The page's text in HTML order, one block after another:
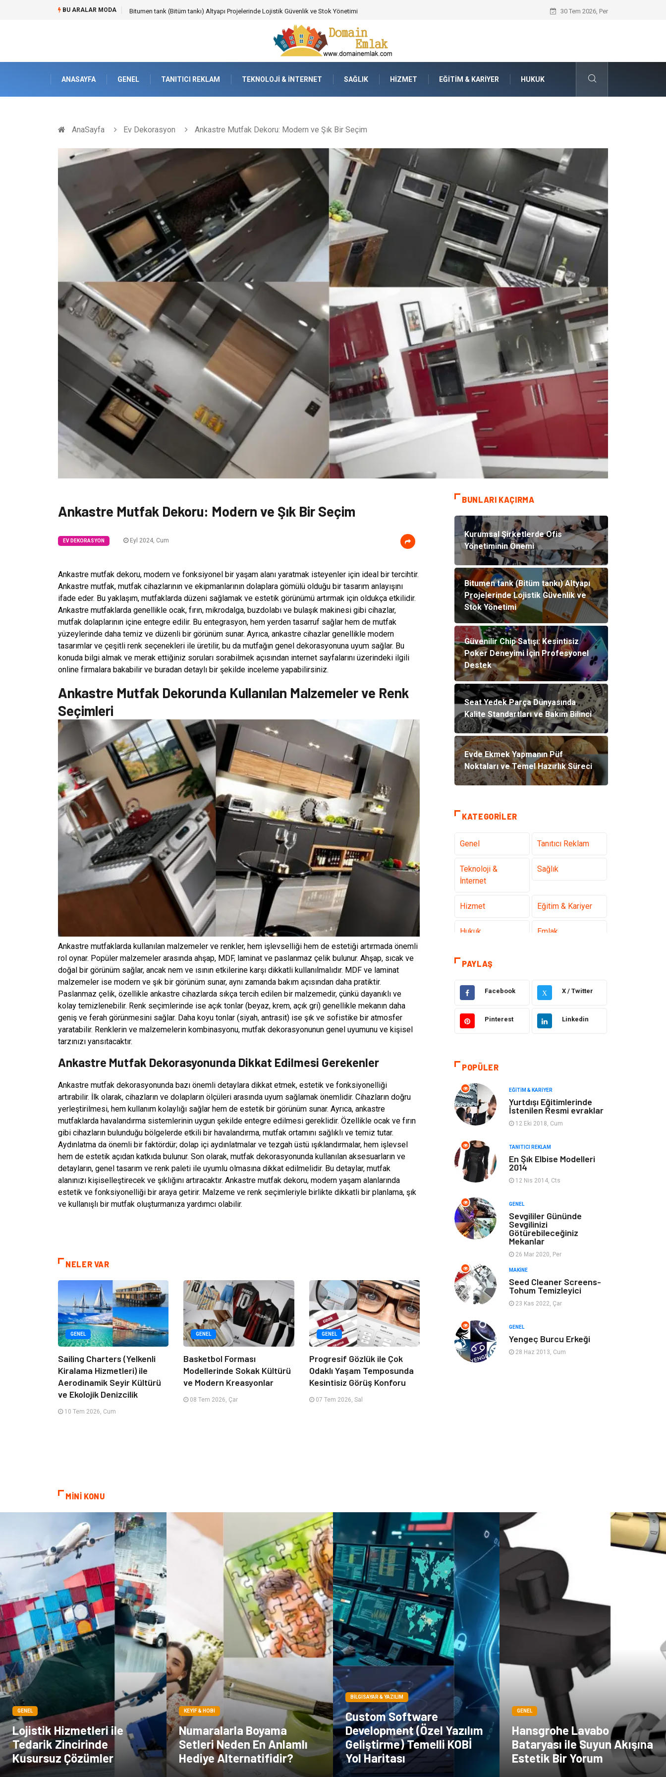
BU ARALAR MODA Güvenilir Chip Satışı: Kesintisiz Poker Deneyimi İçin Profesyonel Destek Seat Yedek Parça Dünyasında Kalite
30 Tem 2026, Per
ANASAYFA GENEL TANITICI REKLAM TEKNOLOJI & İNTERNET SAĞLIK HIZMET EĞITIM & KARIYER HUKUK
AnaSayfa Ev Dekorasyon Ankastre Mutfak Dekoru: Modern ve Şık Bir Seçim
Ankastre Mutfak Dekoru: Modern ve Şık Bir Seçim
EV DEKORASYON Eyl 2024, Cum
Ankastre mutfak dekoru, modern ve fonksiyonel bir yaşam alanı yaratmak isteyenler için ideal bir tercihtir.
Ankastre mutfak, mutfak cihazlarının ve ekipmanlarının dolaplara gömülü olduğu bir tasarım anlayışını
ifade eder. Bu yaklaşım, mutfaklarda düzeni sağlamak ve estetik görünümü artırmak için oldukça etkilidir.
Ankastre mutfaklarda genellikle ocak, fırın, mikrodalga, buzdolabı ve bulaşık makinesi gibi cihazlar,
mutfak dolaplarının içine entegre edilir. Bu entegrasyon, hem yerden tasarruf sağlar hem de mutfak
yüzeylerinde daha temiz ve düzenli bir görünüm sunar. Ayrıca, ankastre cihazlar genellikle modern
tasarımlar ve çeşitli renk seçenekleri ile üretilir, bu da mutfağın genel dekorasyonuna uyum sağlar. Bu
konuda bilgi almak ve merak ettiğiniz soruları sorabilmek açısından internet sayfalarını üzerindeki ilgili
online firmalara bakabilir ve buradan detaylı bir şekilde inceleme yapabilirsiniz.
Ankastre Mutfak Dekorunda Kullanılan Malzemeler ve Renk
Seçimleri
Ankastre mutfaklarda kullanılan malzemeler ve renkler, hem işlevselliği hem de estetiği artırmada önemli
rol oynar. Popüler malzemeler arasında ahşap, MDF, laminat ve paslanmaz çelik bulunur. Ahşap, sıcak ve
doğal bir görünüm sağlar, ancak nem ve ısının etkilerine karşı dikkatli kullanılmalıdır. MDF ve laminat
malzemeler ise modern ve şık bir görünüm sunar, aynı zamanda bakım açısından daha pratiktir.
Paslanmaz çelik, özellikle ankastre cihazlarda sıkça tercih edilen bir malzemedir, çünkü dayanıklı ve
kolay temizlenebilir. Renk seçimlerinde ise açık tonlar (beyaz, krem, açık gri) genellikle mekanın daha
geniş ve ferah görünmesini sağlar. Daha koyu tonlar (siyah, antrasit) ise şık ve sofistike bir atmosfer
yaratabilir. Renklerin ve malzemelerin kombinasyonu, mutfak dekorasyonunun genel uyumunu ve kişisel
tarzınızı yansıtacaktır.
Ankastre Mutfak Dekorasyonunda Dikkat Edilmesi Gerekenler
Ankastre mutfak dekorasyonunda bazı önemli detaylara dikkat etmek, estetik ve fonksiyonelliği
artırabilir. İlk olarak, cihazların ve dolapların ölçüleri arasında uyum sağlamak önemlidir. Cihazların doğru
yerleştirilmesi, hem kullanım kolaylığı sağlar hem de estetik bir görünüm sunar. Ayrıca, ankastre
mutfaklarda havalandırma sistemlerinin uygun şekilde entegre edilmesi gereklidir. Özellikle ocak ve fırın
gibi cihazların bulunduğu bölgelerde etkili bir havalandırma, mutfak ortamını sağlıklı ve temiz tutar.
Aydınlatma da önemli bir faktördür; dolap içi aydınlatmalar ve tezgah üstü ışıklandırmalar, hem işlevsel
hem de estetik açıdan katkıda bulunur. Son olarak, mutfak dekorasyonunda kullanılan aksesuarların ve
detayların, genel tasarım ve renk paleti ile uyumlu olmasına dikkat edilmelidir. Bu detaylar, mutfak
alanınızı kişiselleştirecek ve şıklığını artıracaktır. Ankastre mutfak dekoru, modern yaşam alanlarında
estetik ve fonksiyonelliği bir araya getirir. Malzeme ve renk seçimleriyle birlikte dikkatli bir planlama, şık
ve kullanışlı bir mutfak oluşturmanıza yardımcı olabilir.
NELER VAR
GENEL
Sailing Charters (Yelkenli
Kiralama Hizmetleri) ile
Aerodinamik Seyir Kültürü
ve Ekolojik Denizcilik
10 Tem 2026, Cum
GENEL
Basketbol Forması
Modellerinde Sokak Kültürü
ve Modern Kreasyonlar
08 Tem 2026, Çar
GENEL
Progresif Gözlük ile Çok
Odaklı Yaşam Temposunda
Kesintisiz Görüş Konforu
07 Tem 2026, Sal
BUNLARI KAÇIRMA
Kurumsal Şirketlerde Ofis
Yönetiminin Önemi
Bitumen tank (Bitüm tankı) Altyapı
Projelerinde Lojistik Güvenlik ve
Stok Yönetimi
Güvenilir Chip Satışı: Kesintisiz
Poker Deneyimi İçin Profesyonel
Destek
Seat Yedek Parça Dünyasında
Kalite Standartları ve Bakım Bilinci
Evde Ekmek Yapmanın Püf
Noktaları ve Temel Hazırlık Süreci
KATEGORILER
Genel Tanıtıcı Reklam
Teknoloji &
İnternet
Sağlık
Hizmet Eğitim & Kariyer
Hukuk Emlak
Otomotiv
Giyim Keyif & Hobi
Ev Dekorasyon Organizasyon
Finans & Ekonomi Tatil
Anne & Çocuk
Ev İşleri
Gençlik & Eğlence Aksesuar
Spor
Evlilik Rehberi
Astroloji
Kaçırmayın
sağlıklı beslenme Spor Malzemeleri
Bebek Giyim
PAYLAŞ
Facebook X X / Twitter
Pinterest Linkedin
POPÜLER
EĞITIM & KARIYER
Yurtdışı Eğitimlerinde
İstenilen Resmi evraklar
12 Eki 2018, Cum
TANITICI REKLAM
En Şık Elbise Modelleri
2014
12 Nis 2014, Cts
GENEL
Sevgililer Gününde
Sevgilinizi
Götürebileceğiniz
Mekanlar
26 Mar 2020, Per
MAKINE
Seed Cleaner Screens-
Tohum Temizleyici
23 Kas 2022, Çar
GENEL
Yengeç Burcu Erkeği
28 Haz 2013, Cum
MİNİ KONU
GENEL
Lojistik Hizmetleri ile
Tedarik Zincirinde
Kusursuz Çözümler
KEYIF & HOBI
Numaralarla Boyama
Setleri Neden En Anlamlı
Hediye Alternatifidir?
BILGISAYAR & YAZILIM
Custom Software
Development (Özel Yazılım
Geliştirme) Temelli KOBİ
Yol Haritası
GENEL
Hansgrohe Lavabo
Bataryası ile Suyun Akışına
Estetik Bir Yorum